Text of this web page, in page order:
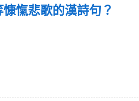
慷愾悲歌的漢詩句？